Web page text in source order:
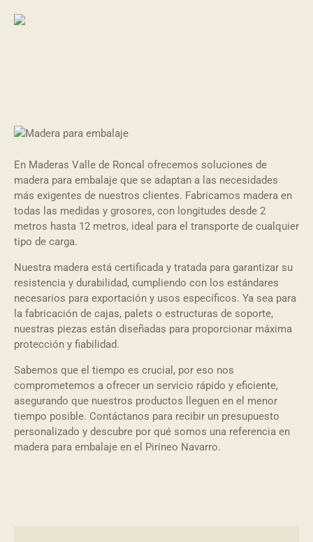
En Maderas Valle de Roncal ofrecemos soluciones de
madera para embalaje que se adaptan a las necesidades
más exigentes de nuestros clientes. Fabricamos madera en
todas las medidas y grosores, con longitudes desde 2
metros hasta 12 metros, ideal para el transporte de cualquier
tipo de carga.
Nuestra madera está certificada y tratada para garantizar su
resistencia y durabilidad, cumpliendo con los estándares
necesarios para exportación y usos específicos. Ya sea para
la fabricación de cajas, palets o estructuras de soporte,
nuestras piezas están diseñadas para proporcionar máxima
protección y fiabilidad.
Sabemos que el tiempo es crucial, por eso nos
comprometemos a ofrecer un servicio rápido y eficiente,
asegurando que nuestros productos lleguen en el menor
tiempo posible. Contáctanos para recibir un presupuesto
personalizado y descubre por qué somos una referencia en
madera para embalaje en el Pirineo Navarro.